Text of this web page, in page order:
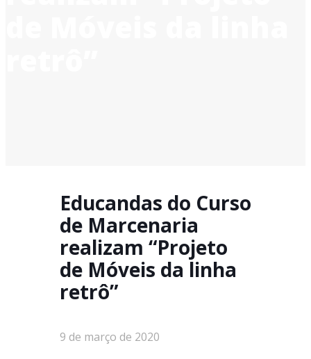
Educandas do Curso
de Marcenaria
realizam “Projeto
de Móveis da linha
retrô”
9 de março de 2020